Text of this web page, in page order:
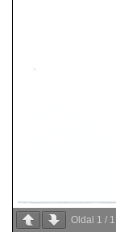
Oldal 1 / 1